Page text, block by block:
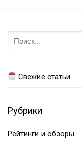
Искать:
Свежие статьи
Рубрики
Рейтинги и обзоры